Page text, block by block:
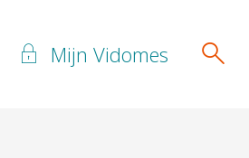
Mijn Vidomes